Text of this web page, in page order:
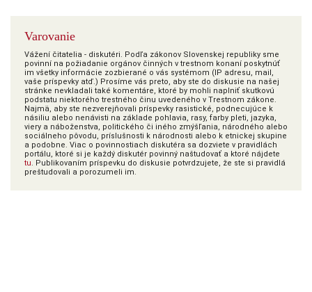
Varovanie
Vážení čitatelia - diskutéri. Podľa zákonov Slovenskej republiky sme
povinní na požiadanie orgánov činných v trestnom konaní poskytnúť
im všetky informácie zozbierané o vás systémom (IP adresu, mail,
vaše príspevky atď.) Prosíme vás preto, aby ste do diskusie na našej
stránke nevkladali také komentáre, ktoré by mohli naplniť skutkovú
podstatu niektorého trestného činu uvedeného v Trestnom zákone.
Najmä, aby ste nezverejňovali príspevky rasistické, podnecujúce k
násiliu alebo nenávisti na základe pohlavia, rasy, farby pleti, jazyka,
viery a náboženstva, politického či iného zmýšľania, národného alebo
sociálneho pôvodu, príslušnosti k národnosti alebo k etnickej skupine
a podobne. Viac o povinnostiach diskutéra sa dozviete v pravidlách
portálu, ktoré si je každý diskutér povinný naštudovať a ktoré nájdete
tu. Publikovaním príspevku do diskusie potvrdzujete, že ste si pravidlá
preštudovali a porozumeli im.